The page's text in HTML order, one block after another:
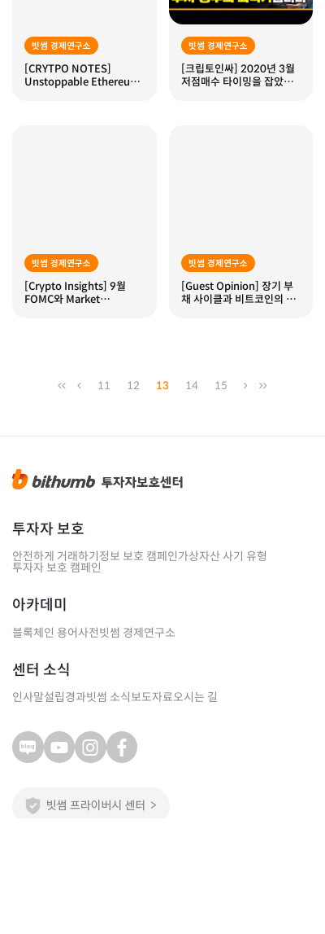
빗썸 경제연구소
[CRYTPO NOTES]
Unstoppable Ethereum
빗썸 경제연구소
[크립토인싸] 2020년 3월
저점매수 타이밍을 잡았던
빗썸 경제연구소
[Crypto Insights] 9월
FOMC와 Market
빗썸 경제연구소
[Guest Opinion] 장기 부
채 사이클과 비트코인의 중
11 12 13 14 15
투자자 보호
안전하게 거래하기 정보 보호 캠페인가상자산 사기 유형
투자자 보호 캠페인
아카데미
블록체인 용어사전빗썸 경제연구소
센터 소식
인사말설립경과빗썸 소식보도자료오시는 길